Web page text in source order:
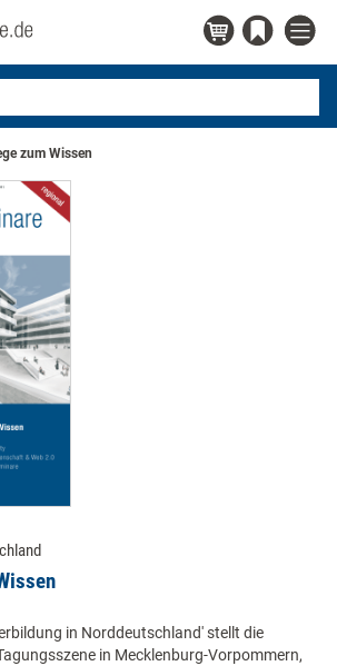
zum Wissen
in Norddeutschland' stellt die
in Mecklenburg-Vorpommern,